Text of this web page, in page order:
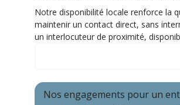
Notre disponibilité locale renforce la
maintenir un contact direct, sans
un interlocuteur de proximité,
Nos engagements pour un